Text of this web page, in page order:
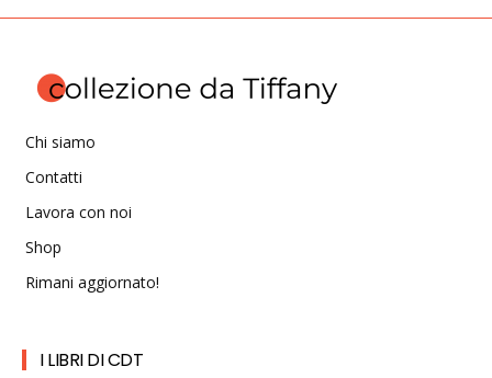
Chi siamo
Contatti
Lavora con noi
Shop
Rimani aggiornato!
I LIBRI DI CDT